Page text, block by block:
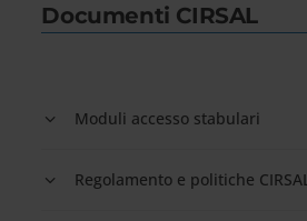
Documenti CIRSAL
Moduli accesso stabulari
Regolamento e politiche CIRSAL